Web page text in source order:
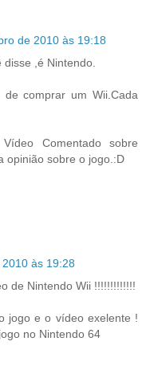
de 2010 às 19:18
,é Nintendo.
comprar um Wii.Cada
Comentado sobre
opinião sobre o jogo.:D
às 19:28
de Nintendo Wii !!!!!!!!!!!!!
jogo e o vídeo exelente !
no Nintendo 64